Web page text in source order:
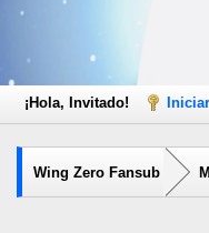
¡Hola, Invitado!
Wing Zero Fansub